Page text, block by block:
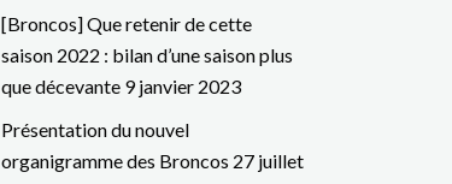
[Broncos] Que retenir de cette
saison 2022 : bilan d’une saison plus
que décevante 9 janvier 2023
Présentation du nouvel
organigramme des Broncos 27 juillet